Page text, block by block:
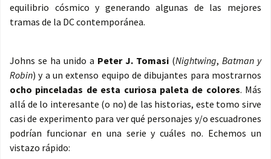
equilibrio cósmico y generando algunas de las mejores
tramas de la DC contemporánea.
Johns se ha unido a Peter J. Tomasi (Nightwing, Batman y
Robin) y a un extenso equipo de dibujantes para mostrarnos
ocho pinceladas de esta curiosa paleta de colores. Más
allá de lo interesante (o no) de las historias, este tomo sirve
casi de experimento para ver qué personajes y/o escuadrones
podrían funcionar en una serie y cuáles no. Echemos un
vistazo rápido: